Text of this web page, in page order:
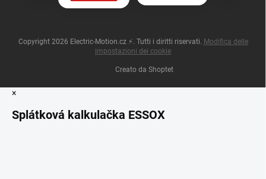
Creato da Shoptet
Copyright 2026 Electric-Motion.cz ⚡ . Tutti i diritti riservati. Modifica delle
impostazioni dei cookie
×
Splátková kalkulačka ESSOX